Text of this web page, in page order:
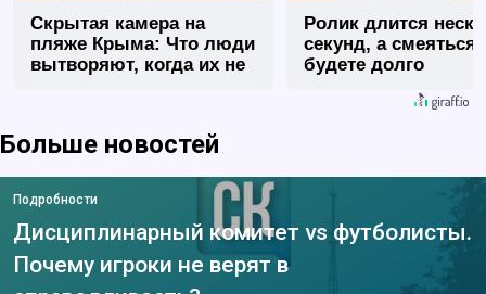
Скрытая камера на
пляже Крыма: Что люди
вытворяют, когда их не
Ролик длится
секунд, а смеяться
будете долго
Больше новостей
Подробности
Дисциплинарный комитет vs футболисты.
Почему игроки не верят в